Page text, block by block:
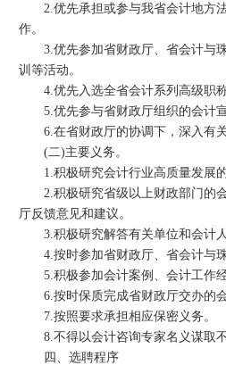
2.优先承担或参与我省会计地方法
作。
3.优先参加省财政厅、省会计与珠
训等活动。
4.优先入选全省会计系列高级职称
5.优先参与省财政厅组织的会计宣
6.在省财政厅的协调下，深入有关
(二)主要义务。
1.积极研究会计行业高质量发展的
2.积极研究省级以上财政部门的会
厅反馈意见和建议。
3.积极研究解答有关单位和会计人
4.按时参加省财政厅、省会计与珠
5.积极参加会计案例、会计工作经
6.按时保质完成省财政厅交办的会
7.按照要求承担相应保密义务。
8.不得以会计咨询专家名义谋取不
四、选聘程序